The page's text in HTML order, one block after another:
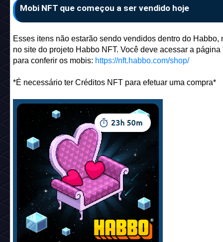
Mobi NFT que começou a ser vendido hoje
Esses itens não estarão sendo vendidos dentro do Habbo,
no site do projeto Habbo NFT. Você deve acessar a página
para conferir os mobis: https://nft.habbo.com/shop/
*É necessário ter Créditos NFT para efetuar uma compra*